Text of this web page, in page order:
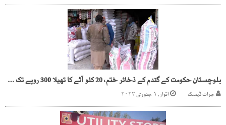
بلوچستان حکومت کے گندم کے ذخائر ختم، 20 کلو آٹے کا تھیلا 300 روپے تک مہنگا
جرات ڈیسک اتوار, ۱ جنوری ۲۰۲۳